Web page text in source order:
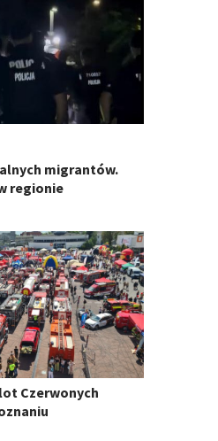
migrantów.
regionie
Czerwonych